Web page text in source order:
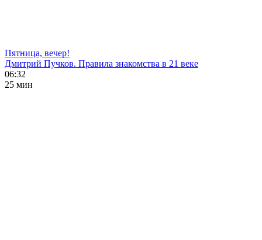
Пятница, вечер!
Дмитрий Пучков. Правила знакомства в 21 веке
06:32
25 мин